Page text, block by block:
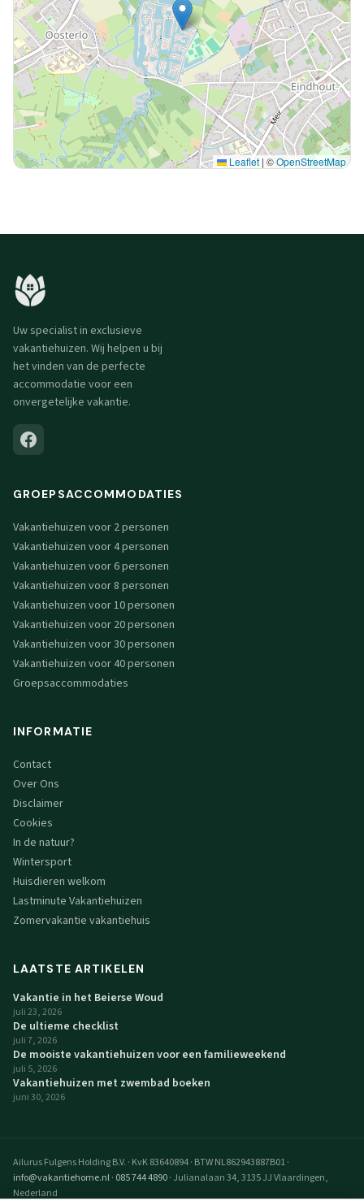
Leaflet | ©OpenStreetMap
Uw specialist in exclusieve
vakantiehuizen. Wij helpen u bij
het vinden van de perfecte
accommodatie voor een
onvergetelijke vakantie.
GROEPSACCOMMODATIES
Vakantiehuizen voor 2 personen
Vakantiehuizen voor 4 personen
Vakantiehuizen voor 6 personen
Vakantiehuizen voor 8 personen
Vakantiehuizen voor 10 personen
Vakantiehuizen voor 20 personen
Vakantiehuizen voor 30 personen
Vakantiehuizen voor 40 personen
Groepsaccommodaties
INFORMATIE
Contact
Over Ons
Disclaimer
Cookies
In de natuur?
Wintersport
Huisdieren welkom
Lastminute Vakantiehuizen
Zomervakantie vakantiehuis
LAATSTE ARTIKELEN
Vakantie in het Beierse Woud
juli 23, 2026
De ultieme checklist
juli 7, 2026
De mooiste vakantiehuizen voor een familieweekend
juli 5, 2026
Vakantiehuizen met zwembad boeken
juni 30, 2026
Ailurus Fulgens Holding B.V. · KvK 83640894· BTW NL862943887B01·
info@vakantiehome.nl· 085 744 4890· Julianalaan 34, 3135 JJ Vlaardingen,
Nederland